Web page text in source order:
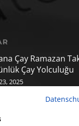
Çay Ramazan
Çay Yolculuğu
2025
zekâ klibi